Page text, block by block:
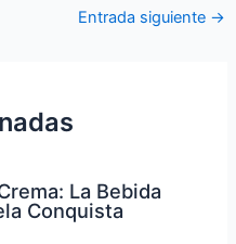
Entrada siguiente →
La Bebida
Conquista